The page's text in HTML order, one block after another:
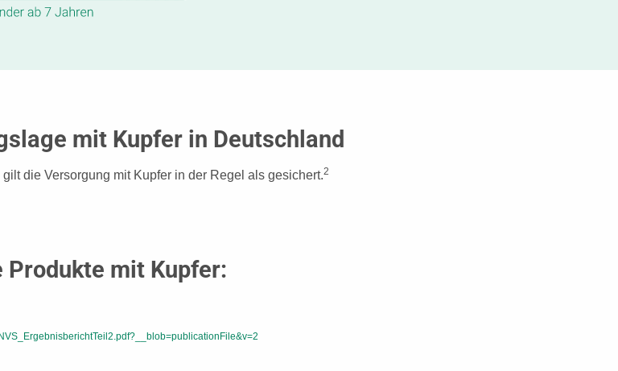
mit Kupfer in Deutschland
die Versorgung mit Kupfer in der Regel als gesichert.2
Produkte mit Kupfer: